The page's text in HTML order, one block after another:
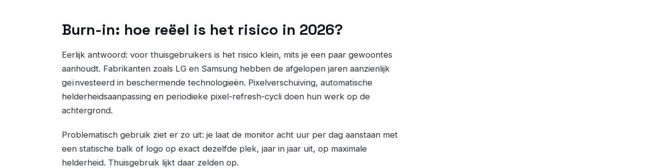
Burn-in: hoe reëel is het risico in 2026?
Eerlijk antwoord: voor thuisgebruikers is het risico klein, mits je een paar gewoontes
aanhoudt. Fabrikanten zoals LG en Samsung hebben de afgelopen jaren aanzienlijk
geïnvesteerd in beschermende technologieën. Pixelverschuiving, automatische
helderheidsaanpassing en periodieke pixel-refresh-cycli doen hun werk op de
achtergrond.
Problematisch gebruik ziet er zo uit: je laat de monitor acht uur per dag aanstaan met
een statische balk of logo op exact dezelfde plek, jaar in jaar uit, op maximale
helderheid. Thuisgebruik lijkt daar zelden op.